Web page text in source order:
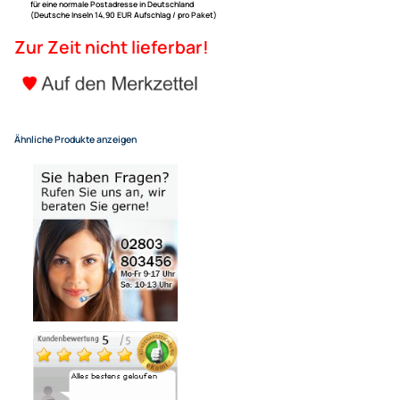
Verstärker adaptiert auf DIN
29,95 €
+ EUR 4,55 Versandkosten
für eine normale Postadresse in Deutschland
(Deutsche Inseln 14,90 EUR Aufschlag / pro Paket)
Zur Zeit nicht lieferbar!
Ähnliche Produkte anzeigen